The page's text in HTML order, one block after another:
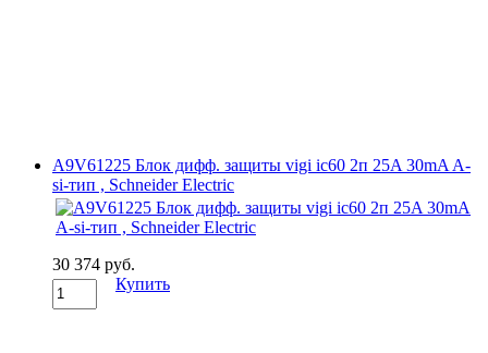
A9V61225 Блок дифф. защиты vigi ic60 2п 25A 30mA A-
si-тип , Schneider Electric
30 374 руб.
Купить